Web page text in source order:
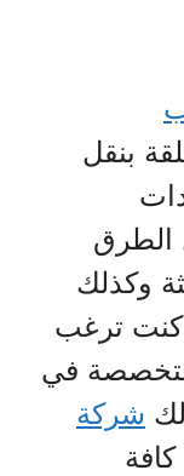
بنقل
الطرق
وكذلك
كنت ترغب
في
شركة